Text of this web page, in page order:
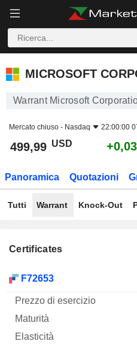
MICROSOFT
MICROSOFT
Warrant Microsoft
Mercato chiuso - Nasdaq 22:00:00
499,99 USD
Panoramica Quotazioni
Tutti Warrant Knock-Out
Certificates
Mnemo Tipo
esercizio
F72653